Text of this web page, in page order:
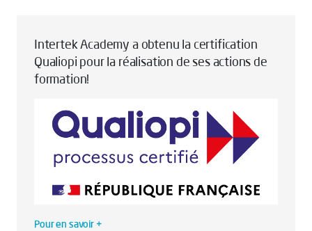
Intertek Academy a obtenu la certification
Qualiopi pour la réalisation de ses actions de
formation!
Pour en savoir +